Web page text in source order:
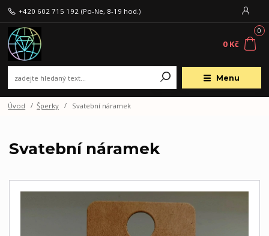
Menu
+420 602 715 192 (Po-Ne, 8-19 hod.)
0
0 Kč
Úvod Šperky Svatební náramek
Svatební náramek